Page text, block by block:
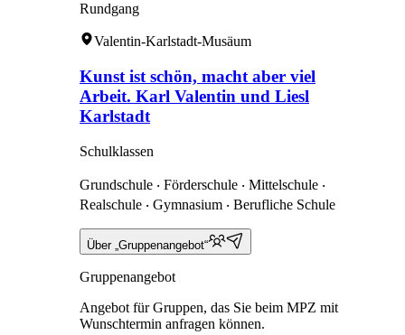
Rundgang
Valentin-Karlstadt-Musäum
Kunst ist schön, macht aber viel
Arbeit. Karl Valentin und Liesl
Karlstadt
Schulklassen
Grundschule ‧ Förderschule ‧ Mittelschule ‧
Realschule ‧ Gymnasium ‧ Berufliche Schule
Über „Gruppenangebot“
Gruppenangebot
Angebot für Gruppen, das Sie beim MPZ mit
Wunschtermin anfragen können.